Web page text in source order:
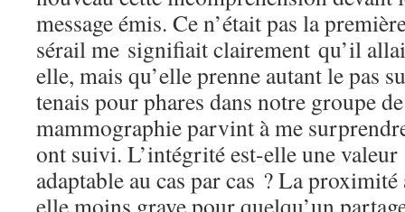
message émis. Ce n’était pas la
sérail me signifiait clairement qu’il
elle, mais qu’elle prenne autant le pas
tenais pour phares dans notre groupe
mammographie parvint à me
ont suivi. L’intégrité est-elle une
adaptable au cas par cas ? La
elle moins grave pour quelqu’un